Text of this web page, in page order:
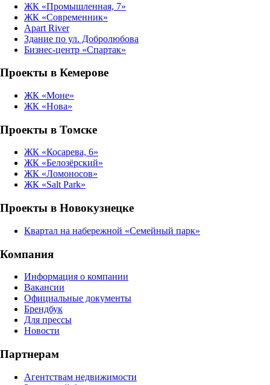
ЖК «Промышленная, 7»
ЖК «Современник»
Apart River
Здание по ул. Добролюбова
Бизнес-центр «Спартак»
Проекты в Кемерове
ЖК «Моне»
ЖК «Нова»
Проекты в Томске
ЖК «Косарева, 6»
ЖК «Белозёрский»
ЖК «Ломоносов»
ЖК «Salt Park»
Проекты в Новокузнецке
Квартал на набережной «Семейный парк»
Компания
Информация о компании
Вакансии
Официальные документы
Брендбук
Для прессы
Новости
Партнерам
Агентствам недвижимости